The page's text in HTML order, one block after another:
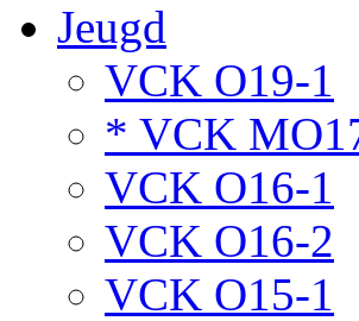
Jeugd
VCK O19-1
* VCK
VCK O16-1
VCK O16-2
VCK O15-1